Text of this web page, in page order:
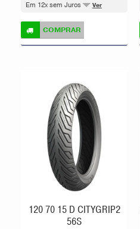
Em 12x sem Juros Ver
COMPRAR
120 70 15 D CITYGRIP2
56S